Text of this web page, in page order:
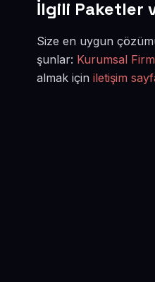
İlgili Paketler
Size en uygun
şunlar: Kurumsal
almak için iletişim